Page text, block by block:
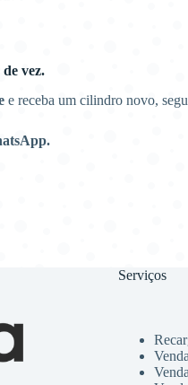
vez.
e receba um cilindro novo,
Serviços